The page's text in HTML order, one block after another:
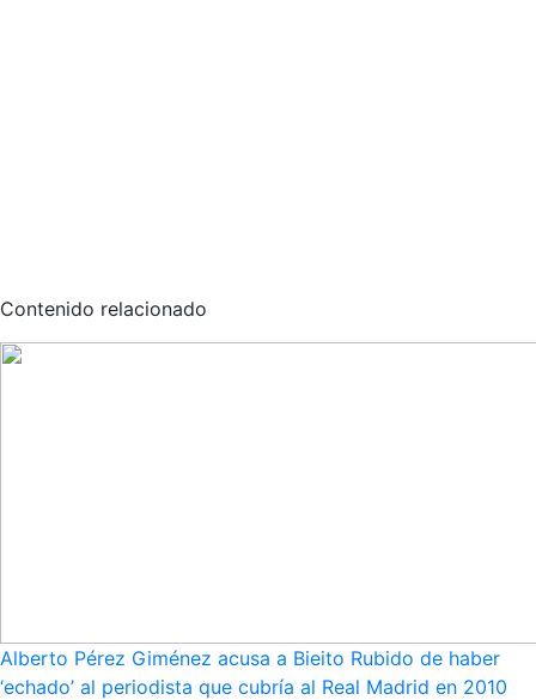
Contenido relacionado
Alberto Pérez Giménez acusa a Bieito Rubido de haber
‘echado’ al periodista que cubría al Real Madrid en 2010